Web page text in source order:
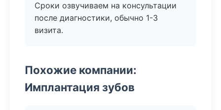
Сроки озвучиваем на консультации
после диагностики, обычно 1-3
визита.
Похожие компании:
Имплантация зубов